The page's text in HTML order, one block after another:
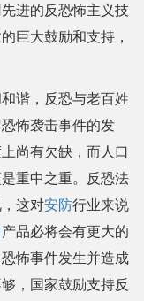
进的反恐怖主义技
巨大鼓励和支持，
谐，反恐与老百姓
怖袭击事件的发
尚有欠缺，而人口
重中之重。反恐法
这对安防行业来说
产品必将会有更大的
怖事件发生并造成
，国家鼓励支持反